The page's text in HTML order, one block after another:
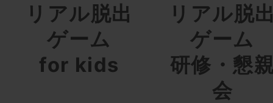
リアル脱出
ゲーム
for kids
リアル脱
ゲーム
研修・懇
会